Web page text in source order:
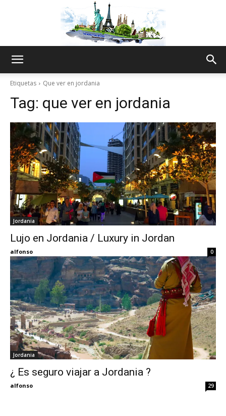
World
Thru
My
Etiquetas Que ver en jordania
Tag: que ver en jordania
Jordania
Lujo en Jordania / Luxury in Jordan
alfonso 0
Jordania
¿ Es seguro viajar a Jordania ?
alfonso 29